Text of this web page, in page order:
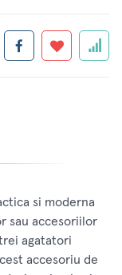
si moderna
sau accesoriilor
agatatori
accesoriu de